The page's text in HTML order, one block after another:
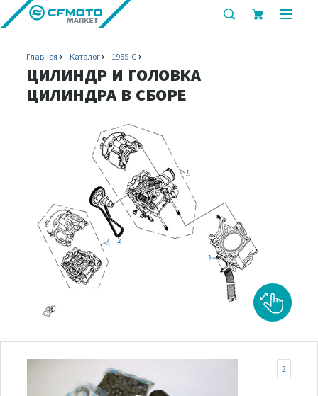
показать
Главная Каталог 196S-C
ЦИЛИНДР И ГОЛОВКА
ЦИЛИНДРА В СБОРЕ
2